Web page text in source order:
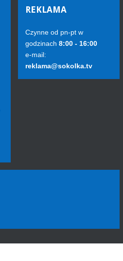
REKLAMA
Czynne od pn-pt w
godzinach 8:00 - 16:00
e-mail:
reklama@sokolka.tv